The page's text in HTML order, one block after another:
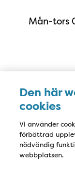
Den här
cookies
Vi använder
förbättrad
nödvändig
webbplatsen.
Mån-tors
Karta